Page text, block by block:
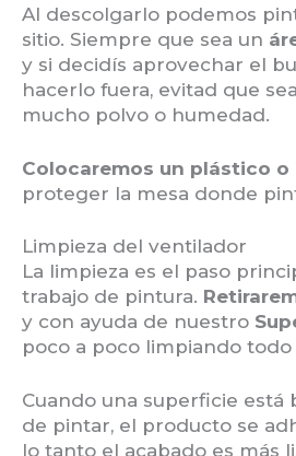
Al descolgarlo podemos
sitio. Siempre que sea un
y si decidís aprovechar el
hacerlo fuera, evitad que
mucho polvo o humedad.
Colocaremos un plástico o
proteger la mesa donde
Limpieza del ventilador
La limpieza es el paso
trabajo de pintura.
y con ayuda de nuestro
poco a poco limpiando
Cuando una superficie está
de pintar, el producto se
lo tanto el acabado es más